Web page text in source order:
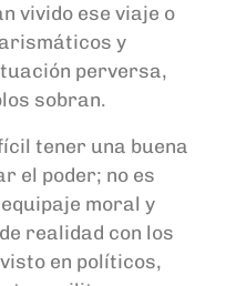
vivido ese viaje o
y
perversa,
sobran.
tener una buena
el poder; no es
moral y
realidad con los
en políticos,